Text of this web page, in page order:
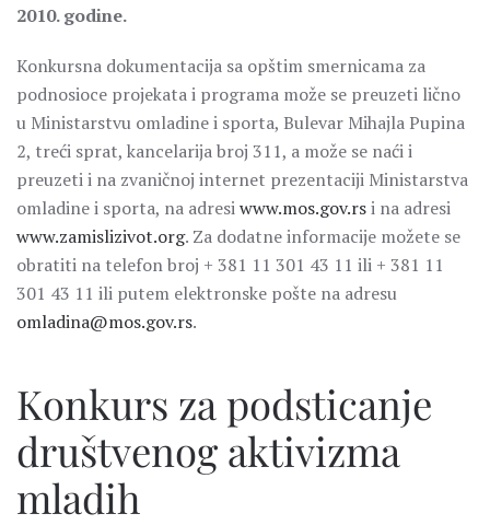
2010. godine.
Konkursna dokumentacija sa opštim smernicama za
podnosioce projekata i programa može se preuzeti lično
u Ministarstvu omladine i sporta, Bulevar Mihajla Pupina
2, treći sprat, kancelarija broj 311, a može se naći i
preuzeti i na zvaničnoj internet prezentaciji Ministarstva
omladine i sporta, na adresiwww.mos.gov.rsi na adresi
www.zamislizivot.org. Za dodatne informacije možete se
obratiti na telefon broj + 381 11 301 43 11 ili + 381 11
301 43 11 ili putem elektronske pošte na adresu
omladina@mos.gov.rs.
Konkurs za podsticanje
društvenog aktivizma
mladih